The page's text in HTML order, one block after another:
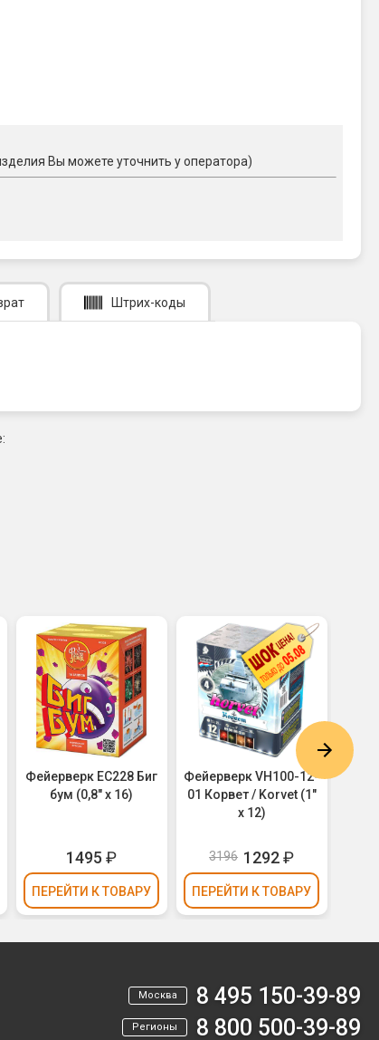
Вы можете уточнить у оператора)
Штрих-коды
Фейерверк ЕС228 Биг
бум (0,8" х 16)
1495 ₽
ПЕРЕЙТИ К ТОВАРУ
Фейерверк VH100-12-
01 Корвет / Korvet (1"
х 12)
3196 1292₽
ПЕРЕЙТИ К ТОВАРУ
Москва 8 495 150-39-89
Регионы 8 800 500-39-89